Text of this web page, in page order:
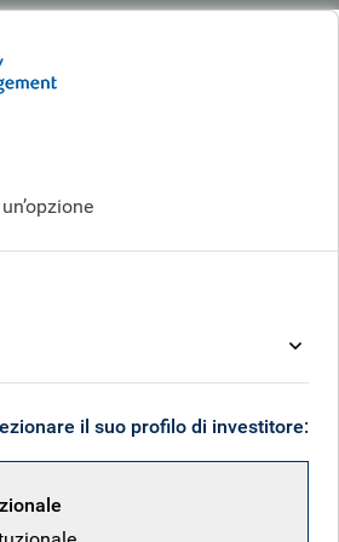
il suo profilo di investitore: